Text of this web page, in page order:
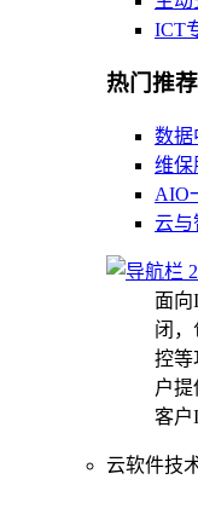
ICT
热门推荐
数据
维保
AIO
云与
面
闭
控等
户
客户
云软件技